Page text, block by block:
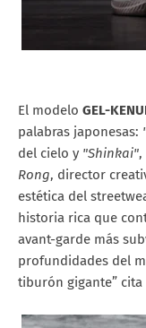
El modelo GEL-
palabras japonesas:
del cielo y "Shinkai"
Rong, director
estética del
historia rica que
avant-garde más
profundidades del
tiburón gigante” cita